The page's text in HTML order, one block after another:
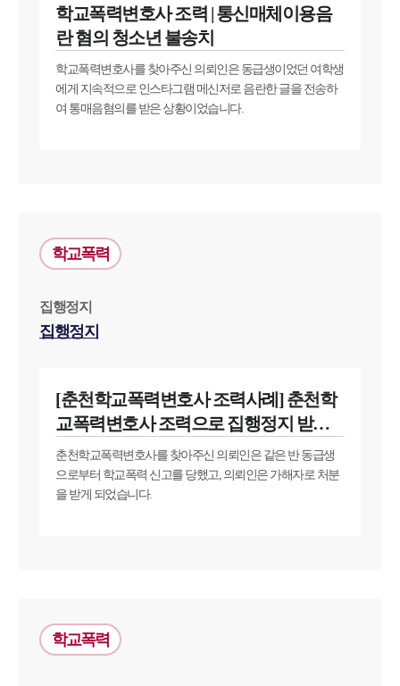
학교폭력변호사 조력 | 통신매체이용음
란 혐의 청소년 불송치
학교폭력변호사를 찾아주신 의뢰인은 동급생이었던 여학생
에게 지속적으로 인스타그램 메신저로 음란한 글을 전송하
여 통매음혐의를 받은 상황이었습니다.
학교폭력
집행정지
집행정지
[춘천학교폭력변호사 조력사례] 춘천학
교폭력변호사 조력으로 집행정지 받아
낸 의뢰인
춘천학교폭력변호사를 찾아주신 의뢰인은 같은 반 동급생
으로부터 학교폭력 신고를 당했고, 의뢰인은 가해자로 처분
을 받게 되었습니다.
학교폭력